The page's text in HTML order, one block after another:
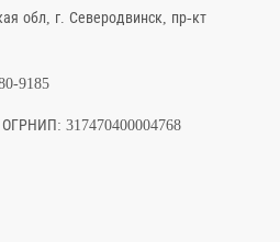
обл, г. Северодвинск, пр-кт
9185
317470400004768